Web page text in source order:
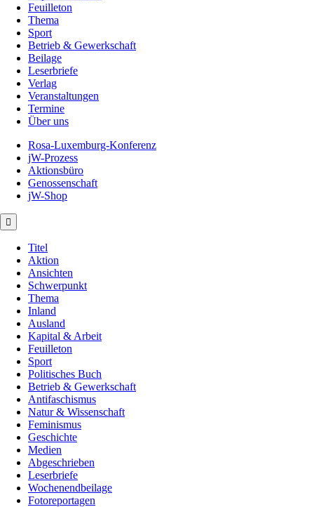
Feuilleton
Thema
Sport
Betrieb & Gewerkschaft
Beilage
Leserbriefe
Verlag
Veranstaltungen
Termine
Über uns
Rosa-Luxemburg-Konferenz
jW-Prozess
Aktionsbüro
Genossenschaft
jW-Shop
Titel
Aktion
Ansichten
Schwerpunkt
Thema
Inland
Ausland
Kapital & Arbeit
Feuilleton
Sport
Politisches Buch
Betrieb & Gewerkschaft
Antifaschismus
Natur & Wissenschaft
Feminismus
Geschichte
Medien
Abgeschrieben
Leserbriefe
Wochenendbeilage
Fotoreportagen